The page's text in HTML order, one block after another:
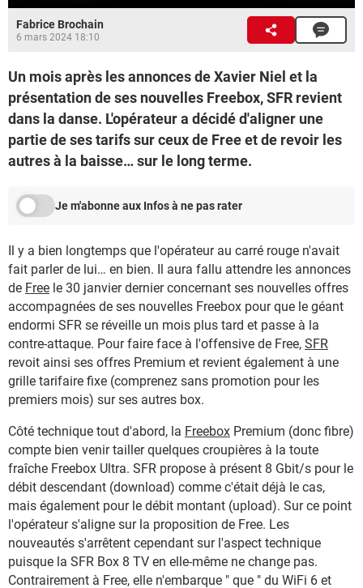
Fabrice Brochain
6 mars 2024 18:10
Un mois après les annonces de Xavier Niel et la
présentation de ses nouvelles Freebox, SFR revient
dans la danse. L'opérateur a décidé d'aligner une
partie de ses tarifs sur ceux de Free et de revoir les
autres à la baisse… sur le long terme.
Je m'abonne aux Infos à ne pas rater
Il y a bien longtemps que l'opérateur au carré rouge n'avait
fait parler de lui… en bien. Il aura fallu attendre les annonces
de Free le 30 janvier dernier concernant ses nouvelles offres
accompagnées de ses nouvelles Freebox pour que le géant
endormi SFR se réveille un mois plus tard et passe à la
contre-attaque. Pour faire face à l'offensive de Free, SFR
revoit ainsi ses offres Premium et revient également à une
grille tarifaire fixe (comprenez sans promotion pour les
premiers mois) sur ses autres box.
Côté technique tout d'abord, la Freebox Premium (donc fibre)
compte bien venir tailler quelques croupières à la toute
fraîche Freebox Ultra. SFR propose à présent 8 Gbit/s pour le
débit descendant (download) comme c'était déjà le cas,
mais également pour le débit montant (upload). Sur ce point
l'opérateur s'aligne sur la proposition de Free. Les
nouveautés s'arrêtent cependant sur l'aspect technique
puisque la SFR Box 8 TV en elle-même ne change pas.
Contrairement à Free, elle n'embarque " que " du WiFi 6 et